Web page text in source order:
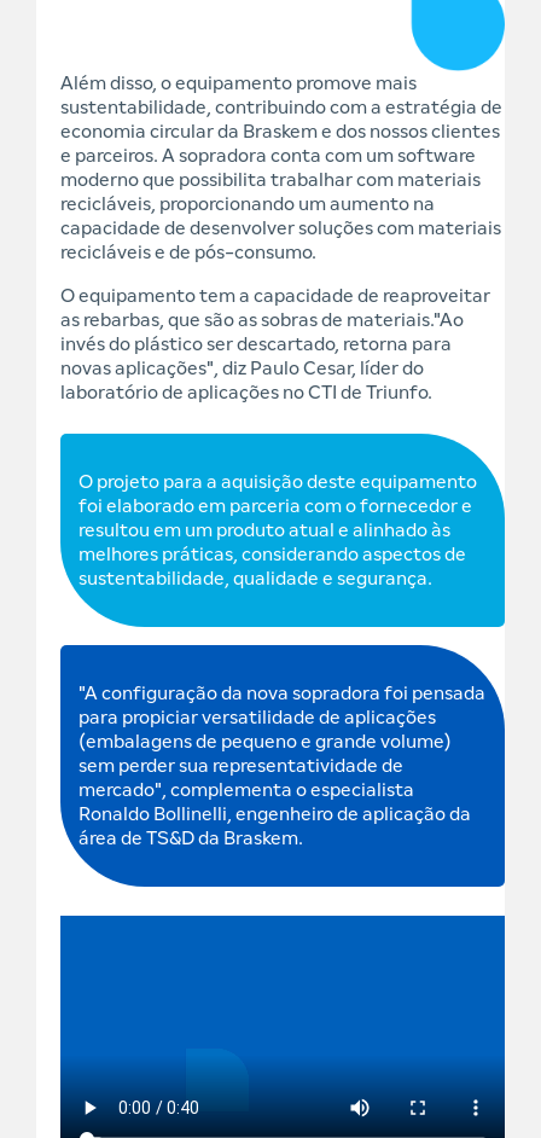
Além disso, o equipamento promove mais
sustentabilidade, contribuindo com a estratégia de
economia circular da Braskem e dos nossos clientes
e parceiros. A sopradora conta com um software
moderno que possibilita trabalhar com materiais
recicláveis, proporcionando um aumento na
capacidade de desenvolver soluções com materiais
recicláveis e de pós-consumo.
O equipamento tem a capacidade de reaproveitar
as rebarbas, que são as sobras de materiais."Ao
invés do plástico ser descartado, retorna para
novas aplicações", diz Paulo Cesar, líder do
laboratório de aplicações no CTI de Triunfo.
O projeto para a aquisição deste equipamento
foi elaborado em parceria com o fornecedor e
resultou em um produto atual e alinhado às
melhores práticas, considerando aspectos de
sustentabilidade, qualidade e segurança.
"A configuração da nova sopradora foi pensada
para propiciar versatilidade de aplicações
(embalagens de pequeno e grande volume)
sem perder sua representatividade de
mercado", complementa o especialista
Ronaldo Bollinelli, engenheiro de aplicação da
área de TS&D da Braskem.